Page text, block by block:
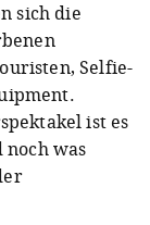
sich die
Selfie-
ist es
was